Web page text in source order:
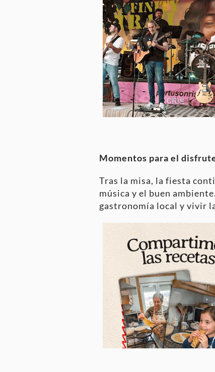
Momentos para el
Tras la misa, la fiesta
música y el buen
gastronomía local y vivir